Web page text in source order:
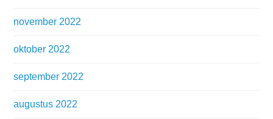
november 2022
oktober 2022
september 2022
augustus 2022